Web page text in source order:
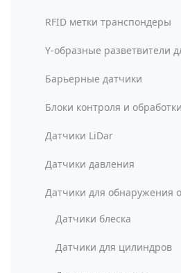
RFID метки транспондеры
Y-образные разветвители
Барьерные датчики
Блоки контроля и
Датчики LiDar
Датчики давления
Датчики для обнаружения
Датчики блеска
Датчики для цилиндров